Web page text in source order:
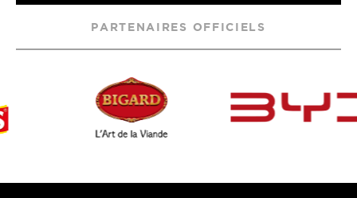
PARTENAIRES OFFICIELS